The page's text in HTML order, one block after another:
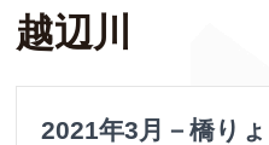
越辺川
2021年3月－橋り